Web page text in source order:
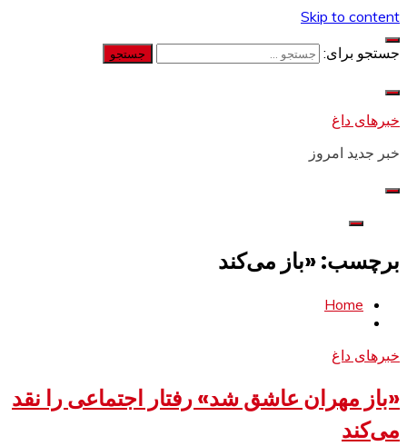
Skip to content
جستجو برای:
خبرهای داغ
خبر جدید امروز
برچسب: «باز می‌کند
Home
خبرهای داغ
«باز مهران عاشق شد» رفتار اجتماعی را نقد
می‌کند